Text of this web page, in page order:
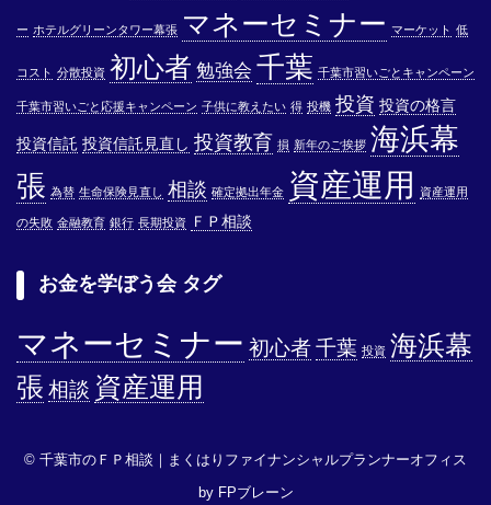
ー ホテルグリーンタワー幕張 マネーセミナー マーケット 低
コスト 分散投資 初心者 勉強会 千葉 千葉市習いごとキャンペーン
千葉市習いごと応援キャンペーン 子供に教えたい 得 投機 投資 投資の格言
投資信託 投資信託見直し 投資教育 損 新年のご挨拶 海浜幕
張 為替 生命保険見直し 相談 確定拠出年金 資産運用 資産運用
の失敗 金融教育 銀行 長期投資 ＦＰ相談
お金を学ぼう会 タグ
マネーセミナー 初心者千葉 投資 海浜幕
張 相談 資産運用
© 千葉市のＦＰ相談｜まくはりファイナンシャルプランナーオフィス
by FPブレーン